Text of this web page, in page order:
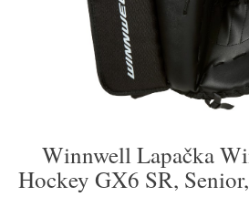
Winnwell Lapačka
Hockey GX6 SR,